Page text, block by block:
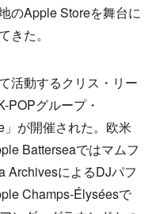
のApple Storeを舞台に
きた。
活動するクリス・リー
POPグループ・
が開催された。欧米
Batterseaではマムフ
ArchivesによるDJパフ
Champs-Élyséesで